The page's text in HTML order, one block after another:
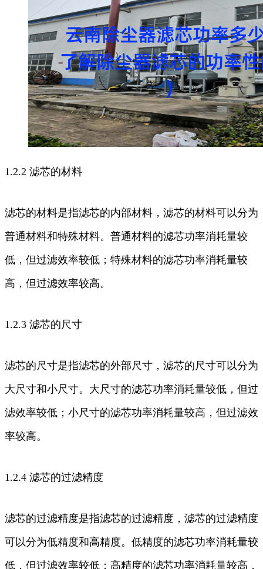
1.2.2 滤芯的材料
滤芯的材料是指滤芯的内部材料，滤芯的材料可以分为
普通材料和特殊材料。普通材料的滤芯功率消耗量较
低，但过滤效率较低；特殊材料的滤芯功率消耗量较
高，但过滤效率较高。
1.2.3 滤芯的尺寸
滤芯的尺寸是指滤芯的外部尺寸，滤芯的尺寸可以分为
大尺寸和小尺寸。大尺寸的滤芯功率消耗量较低，但过
滤效率较低；小尺寸的滤芯功率消耗量较高，但过滤效
率较高。
1.2.4 滤芯的过滤精度
滤芯的过滤精度是指滤芯的过滤精度，滤芯的过滤精度
可以分为低精度和高精度。低精度的滤芯功率消耗量较
低，但过滤效率较低；高精度的滤芯功率消耗量较高，